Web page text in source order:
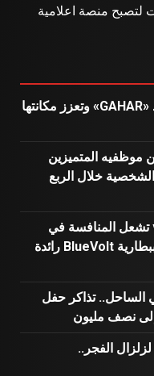
لتصبح منصة اعلامية
مستشفى مصر للطيران تجدد اعتماد «GAHAR» وتعزز مكانتها
موظفيه المتميزين
خلال الربع
أكبر بطارية في تاريخ سلسلة vivo Y تشعل المنافسة في
مصر مع إطلاق vivo Y500، المزود ببطارية BlueVolt رائدة
الساحل.. تذاكر حفل
لزلزال الفجر..